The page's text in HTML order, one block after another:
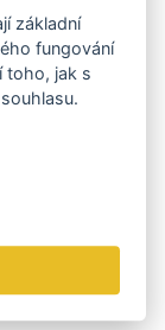
hypoték ročně,
kdo jich uzavře
pojištění
velký byznys
dělat?
základní
fungování
toho, jak s